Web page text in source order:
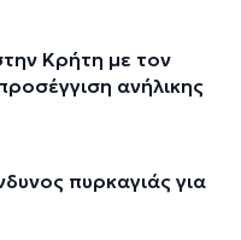
Κρήτη με τον
ανήλικης
πυρκαγιάς για